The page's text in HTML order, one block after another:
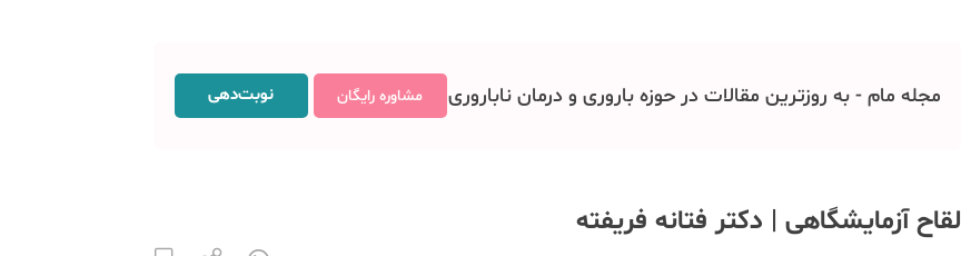
مجله مام - به روزترین مقالات در حوزه باروری و درمان ناباروری مشاوره رایگان نوبت‌دهی
لقاح آزمایشگاهی | دکتر فتانه فریفته